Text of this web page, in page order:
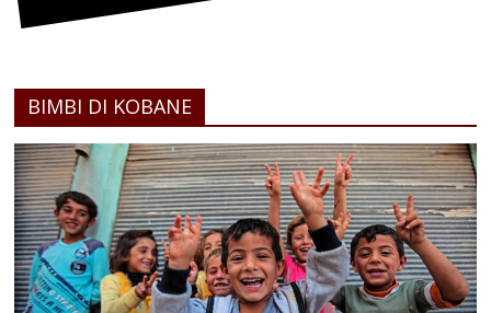
BIMBI DI KOBANE